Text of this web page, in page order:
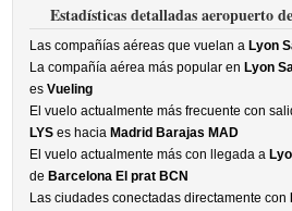
Estadísticas detalladas aeropuerto
Las compañías aéreas que vuelan a Lyon
La compañía aérea más popular en Lyon
esVueling
El vuelo actualmente más frecuente con
LYS es hacia Madrid Barajas MAD
El vuelo actualmente más con llegada a
de Barcelona El prat BCN
Las ciudades conectadas directamente con